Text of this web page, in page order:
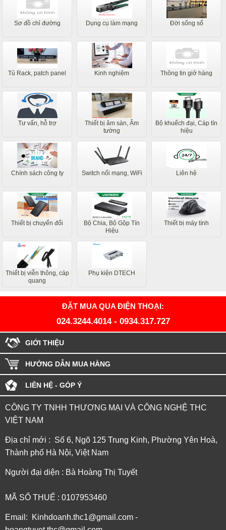
Sơ đồ chỉ đường Dụng cụ làm mạng Đời sống số
Tủ Rack, patch panel Kinh nghiệm Thông tin giở hàng
Tư vấn, hỗ trợ
Thiết bị âm sàn, Âm
tường
Bộ khuếch đại, Cáp tín
hiệu
Chính sách công ty Switch nối mạng, WiFi Liên hệ
Thiết bị chuyển đổi
Bộ Chia, Bộ Gộp Tín
Hiệu
Thiết bị máy tính
Thiết bị viễn thông, cáp
quang
Phụ kiện DTECH
ĐẶT MUA QUA ĐIỆN THOẠI:
024.3244.4014- 0934.317.727
GIỚI THIỆU
HƯỚNG DẪN MUA HÀNG
LIÊN HỆ - GÓP Ý
CÔNG TY TNHH THƯƠNG MẠI VÀ CÔNG NGHỆ THC
VIỆT NAM
Địa chỉ mới : Số 6, Ngõ 125 Trung Kinh, Phường Yên Hoà,
Thành phố Hà Nội, Việt Nam
Người đại diện : Bà Hoàng Thị Tuyết
MÃ SỐ THUẾ : 0107953460
Email: Kinhdoanh.thc1@gmail.com -